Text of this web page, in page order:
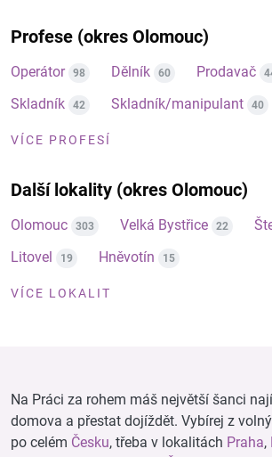
Profese (okres Olomouc)
Operátor 98 Dělník 60 Prodavač
Skladník 42 Skladník/manipulant 40
VÍCE PROFESÍ
Další lokality (okres Olomouc)
Olomouc 303 Velká Bystřice 22
Litovel 19 Hněvotín 15
VÍCE LOKALIT
Na Práci za rohem máš největší šanci
domova a přestat dojíždět. Vybírej z
po celém Česku, třeba v lokalitách Praha,